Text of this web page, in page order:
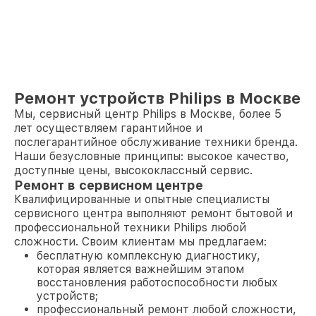
Ремонт устройств Philips в Москве
Мы, сервисный центр Philips в Москве, более 5
лет осуществляем гарантийное и
послегарантийное обслуживание техники бренда.
Наши безусловные принципы: высокое качество,
доступные цены, высококлассный сервис.
Ремонт в сервисном центре
Квалифицированные и опытные специалисты
сервисного центра выполняют ремонт бытовой и
профессиональной техники Philips любой
сложности. Своим клиентам мы предлагаем:
бесплатную комплексную диагностику,
которая является важнейшим этапом
восстановления работоспособности любых
устройств;
профессиональный ремонт любой сложности,